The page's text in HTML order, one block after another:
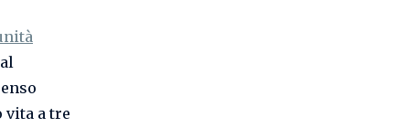
vita a tre